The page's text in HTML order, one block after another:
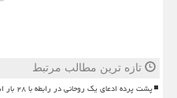
تازه ترین مطالب مرتبط
پشت پرده ادعای یک روحانی در رابطه با ۲۸ بار استعفای مسعود پزشکیان